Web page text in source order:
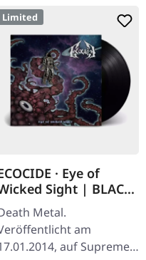
Limited
· Eye of
Sight | BLACK
Metal.
am
auf Supreme